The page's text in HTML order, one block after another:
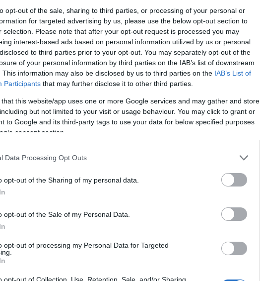
opt-out of the sale, sharing to third parties, or processing of your personal or
for targeted advertising by us, please use the below opt-out section to
selection. Please note that after your opt-out request is processed you may
interest-based ads based on personal information utilized by us or personal
to third parties prior to your opt-out. You may separately opt-out of the
of your personal information by third parties on the IAB’s list of downstream
This information may also be disclosed by us to third parties on the IAB’s List of
Participants that may further disclose it to other third parties.
that this website/app uses one or more Google services and may gather and store
but not limited to your visit or usage behaviour. You may click to grant or
to Google and its third-party tags to use your data for below specified purposes
consent section.
Data Processing Opt Outs
opt-out of the Sharing of my personal data.
opt-out of the Sale of my Personal Data.
opt-out of processing my Personal Data for Targeted
opt-out of Collection, Use, Retention, Sale, and/or Sharing
A számot még évekkel ezelőtt, az X-Faktor mentori
nem jelentette meg. Andi nem hagyta
a saját előadásában tárja a közönség elé. Bár ez
az énekesi pályára, a rajongók számára
benne, hogy újra hallhatják őt énekelni.
miatt vált emlékezetessé. Andi a felvétel közben
miközben egy különös megjegyzést tett. Egy
parfümöt. Ezt a Maricstól kaptam amúgy.
kísérte, a rajongók azonnal találgatni kezdtek,
forgó illat a Givenchy L’Interdit Absolu,
kapható, és a kommentelők azonnal
azért is keltett különös figyelmet, mert Tóth
évek egyik legnagyobb médiaérdeklődést kiváltó
Pinterest
,ex,Marics Peti